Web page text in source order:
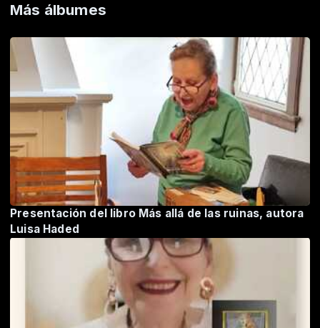
Más álbumes
Presentación del libro Más allá de las ruinas, autora
Luisa Haded